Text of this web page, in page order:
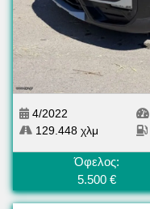
4/2022
129.448 χλμ
Όφελος:
5.500 €